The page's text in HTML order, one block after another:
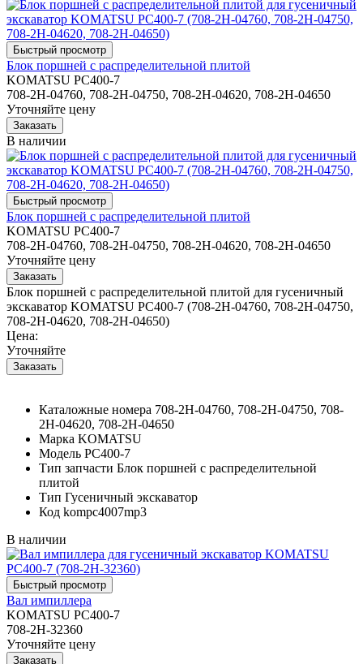
Блок поршней c распределительной плитой
KOMATSU PC400-7
708-2H-04760, 708-2H-04750, 708-2H-04620, 708-2H-04650
Уточняйте цену
В наличии
Блок поршней c распределительной плитой
KOMATSU PC400-7
708-2H-04760, 708-2H-04750, 708-2H-04620, 708-2H-04650
Уточняйте цену
Блок поршней c распределительной плитой для гусеничный
экскаватор KOMATSU PC400-7 (708-2H-04760, 708-2H-04750,
708-2H-04620, 708-2H-04650)
Цена:
Уточняйте
Каталожные номера 708-2H-04760, 708-2H-04750, 708-
2H-04620, 708-2H-04650
Марка KOMATSU
Модель PC400-7
Тип запчасти Блок поршней c распределительной
плитой
Тип Гусеничный экскаватор
Код kompc4007mp3
В наличии
Вал импиллера
KOMATSU PC400-7
708-2H-32360
Уточняйте цену